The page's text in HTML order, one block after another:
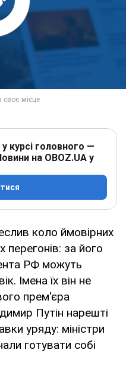
курсі головного —
на OBOZ.UA у
коло ймовірних
перегонів: за його
РФ можуть
Імена їх він не
прем'єра
Путін нарешті
уряду: міністри
готувати собі